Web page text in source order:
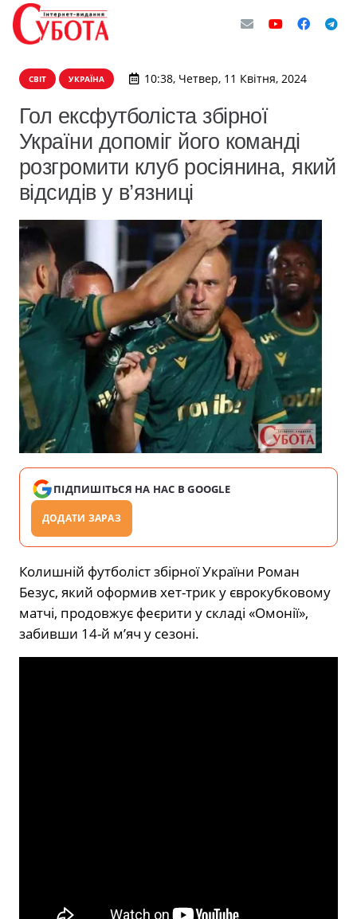
СВІТ УКРАЇНА 10:38, Четвер, 11 Квітня, 2024
Гол ексфутболіста збірної
України допоміг його команді
розгромити клуб росіянина, який
відсидів у в’язниці
ПІДПИШІТЬСЯ НА НАС В GOOGLE
ДОДАТИ ЗАРАЗ
Колишній футболіст збірної України Роман
Безус, який оформив хет-трик у єврокубковому
матчі, продовжує феєрити у складі «Омонії»,
забивши 14-й м’яч у сезоні.